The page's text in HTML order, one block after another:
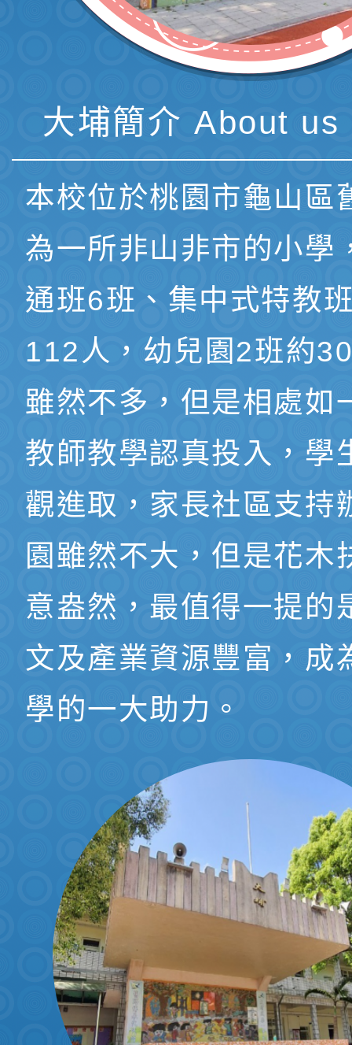
大埔簡介 About us
本校位於桃園市龜山區
為一所非山非市的小學
通班6班、集中式特教
112人，幼兒園2班約
雖然不多，但是相處如
教師教學認真投入，學
觀進取，家長社區支持
園雖然不大，但是花木
意盎然，最值得一提的
文及產業資源豐富，成
學的一大助力。